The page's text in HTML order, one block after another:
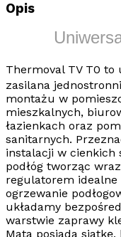
Opis
Thermoval TV T0 to
zasilana
montażu w
mieszkalnych,
łazienkach oraz
sanitarnych.
instalacji w
podłóg tworząc
regulatorem idealne
ogrzewanie
układamy
warstwie zaprawy
Mata posiada